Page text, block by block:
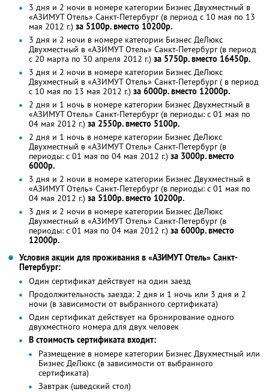
3 дня и 2 ночи в номере категории Бизнес Двухместный в
«АЗИМУТ Отель» Санкт-Петербург (в период с 10 мая по 13
мая 2012 г.) за 5100р. вместо 10200р.
3 дня и 2 ночи в номере категории Бизнес ДеЛюкс
Двухместный в «АЗИМУТ Отель» Санкт-Петербург (в период
с 20 марта по 30 апреля 2012 г.) за 5750р. вместо 16450р.
3 дня и 2 ночи в номере категории Бизнес ДеЛюкс
Двухместный в «АЗИМУТ Отель» Санкт-Петербург ( в период
с 10 мая по 13 мая 2012 г.) за 6000р. вместо 12000р.
2 дня и 1 ночь в номере категории Бизнес Двухместный в
«АЗИМУТ Отель» Санкт-Петербург (в периоды: с 01 мая по
04 мая 2012 г.) за 2550р. вместо 5100р.
2 дня и 1 ночь в номере категории Бизнес ДеЛюкс
Двухместный в «АЗИМУТ Отель» Санкт-Петербург (в
периоды: с 01 мая по 04 мая 2012 г.) за 3000р. вместо
6000р.
3 дня и 2 ночи в номере категории Бизнес Двухместный в
«АЗИМУТ Отель» Санкт-Петербург (в периоды: с 01 мая по
04 мая 2012 г.) за 5100р. вместо 10200р.
3 дня и 2 ночи в номере категории Бизнес ДеЛюкс
Двухместный в «АЗИМУТ Отель» Санкт-Петербург (в
периоды: с 01 мая по 04 мая 2012 г.) за 6000р. вместо
12000р.
Условия акции для проживания в «АЗИМУТ Отель» Санкт-
Петербург:
Один сертификат действует на один заезд
Продолжительность заезда: 2 дня и 1 ночь или 3 дня и 2
ночи (в зависимости от выбранного сертификата)
Один сертификат действует на бронирование одного
двухместного номера для двух человек
В стоимость сертификата входит:
Размещение в номере категории Бизнес Двухместный или
Бизнес ДеЛюкс (в зависимости от выбранного
сертификата)
Завтрак (шведский стол)